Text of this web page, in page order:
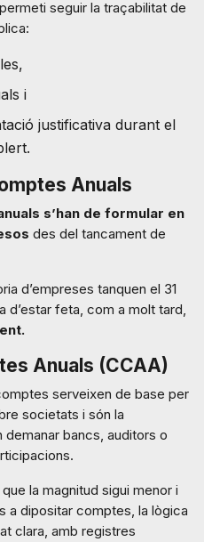
seguir la traçabilitat de
i
justificativa durant el
Anuals
s’han de formular en
des del tancament de
d’empreses tanquen el 31
d’estar feta, com a molt tard,
Anuals (CCAA)
serveixen de base per
societats i són la
bancs, auditors o
la magnitud sigui menor i
a dipositar comptes, la lògica
clara, amb registres